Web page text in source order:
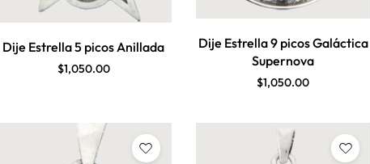
Dije Estrella 5 picos Anillada
$1,050.00
Dije Estrella 9 picos Galáctica
Supernova
$1,050.00